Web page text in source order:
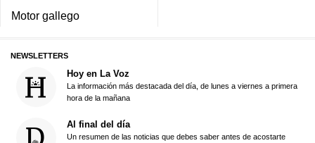
Motor gallego
NEWSLETTERS
Hoy en La Voz
La información más destacada del día, de lunes a viernes a primera
hora de la mañana
Al final del día
Un resumen de las noticias que debes saber antes de acostarte